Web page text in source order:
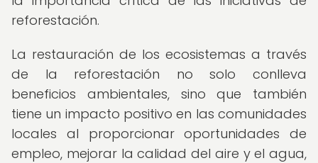
reforestación.
La restauración de los ecosistemas a través
de la reforestación no solo conlleva
beneficios ambientales, sino que también
tiene un impacto positivo en las comunidades
locales al proporcionar oportunidades de
empleo, mejorar la calidad del aire y el agua,